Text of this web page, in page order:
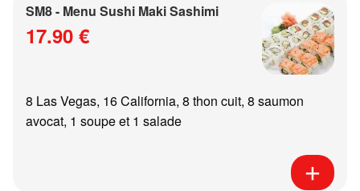
SM8 - Menu Sushi Maki Sashimi
17.90 €
8 Las Vegas, 16 California, 8 thon cuit, 8 saumon
avocat, 1 soupe et 1 salade